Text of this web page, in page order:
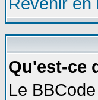
Qu'est-ce
Le